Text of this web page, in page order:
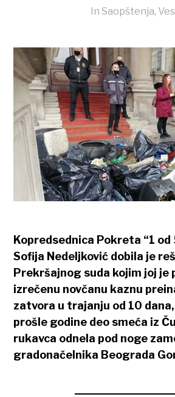
In Saopštenja,
Kopredsednica Pokreta “1 od
Sofija Nedeljković dobila je
Prekršajnog suda kojim joj je
izrečenu novčanu kaznu
zatvora u trajanju od 10
prošle godine deo smeća iz
rukavca odnela pod noge
gradonačelnika Beograda